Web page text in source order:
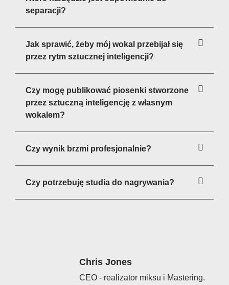
separacji?
Jak sprawić, żeby mój wokal przebijał się
przez rytm sztucznej inteligencji?
Czy mogę publikować piosenki stworzone
przez sztuczną inteligencję z własnym
wokalem?
Czy wynik brzmi profesjonalnie?
Czy potrzebuję studia do nagrywania?
Chris Jones
CEO - realizator miksu i Mastering.